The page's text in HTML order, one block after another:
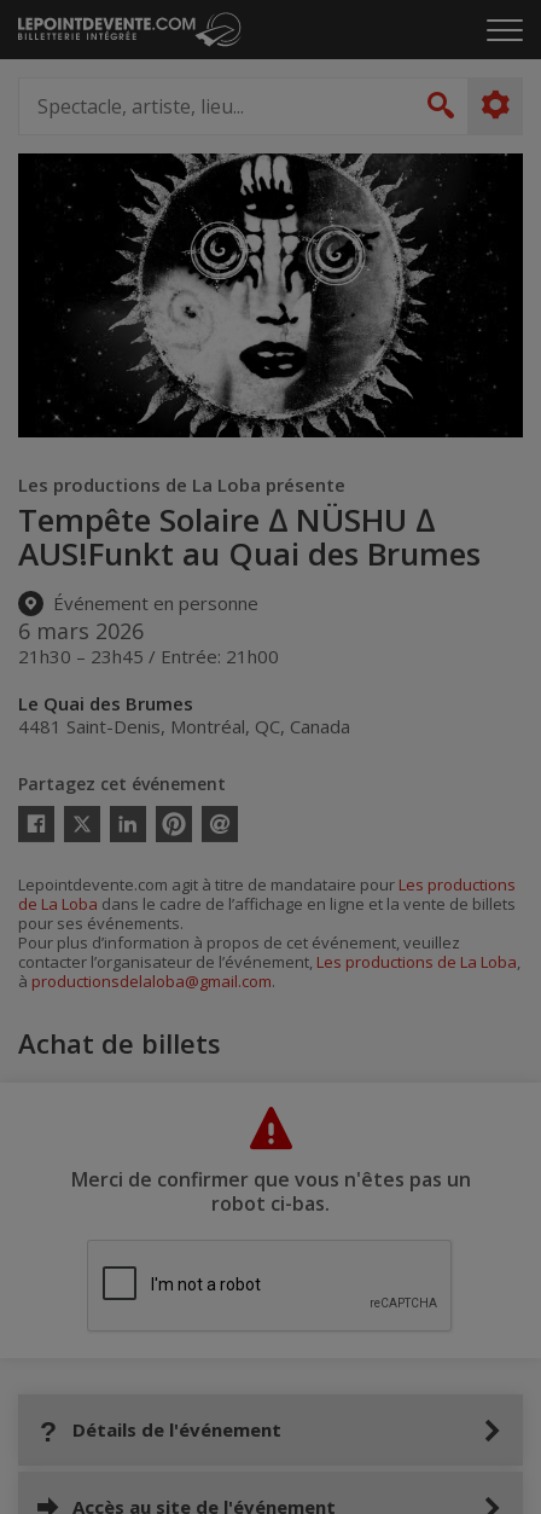
Passer
au
le
artiste,
lieu...
Les productions de La Loba présente
Tempête Solaire ∆ NÜSHU ∆
AUS!Funkt au Quai des Brumes
Événement en personne
6 mars 2026
21h30 – 23h45 / Entrée: 21h00
Le Quai des Brumes
4481 Saint-Denis, Montréal, QC, Canada
Partagez cet événement
Twitter
courriel
Lepointdevente.com agit à titre de mandataire pour Les productions
de La Loba dans le cadre de l’affichage en ligne et la vente de billets
pour ses événements.
Pour plus d’information à propos de cet événement, veuillez
contacter l’organisateur de l’événement, Les productions de La Loba,
à productionsdelaloba@gmail.com.
Achat de billets
Merci de confirmer que vous n'êtes pas un
robot ci-bas.
Détails de l'événement
Accès au site de l'événement